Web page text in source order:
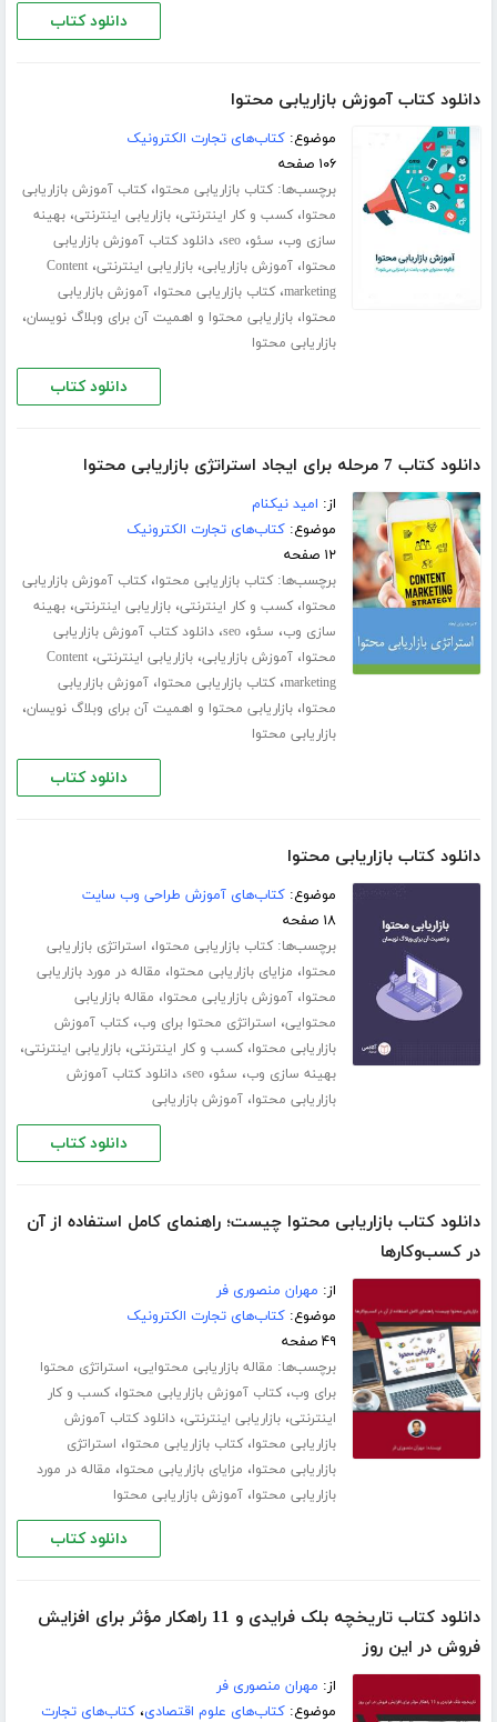
دانلود کتاب
دانلود کتاب آموزش بازاریابی محتوا
موضوع:کتاب‌های تجارت الکترونیک
۱۰۶ صفحه
برچسب‌ها:کتاب بازاریابی محتوا،کتاب آموزش بازاریابی
محتوا،کسب و کار اینترنتی،بازاریابی اینترنتی،بهینه
سازی وب، سئو،seo،دانلود کتاب آموزش بازاریابی
محتوا،آموزش بازاریابی،بازاریابی اینترنتی،Content
marketing،کتاب بازاریابی محتوا،آموزش بازاریابی
محتوا،بازاریابی محتوا و اهمیت آن برای وبلاگ نویسان،
بازاریابی محتوا
دانلود کتاب
دانلود کتاب 7 مرحله برای ایجاد استراتژی بازاریابی محتوا
از: امید نیکنام
موضوع:کتاب‌های تجارت الکترونیک
۱۲ صفحه
برچسب‌ها:کتاب بازاریابی محتوا،کتاب آموزش بازاریابی
محتوا،کسب و کار اینترنتی،بازاریابی اینترنتی،بهینه
سازی وب، سئو،seo،دانلود کتاب آموزش بازاریابی
محتوا،آموزش بازاریابی،بازاریابی اینترنتی،Content
marketing،کتاب بازاریابی محتوا،آموزش بازاریابی
محتوا،بازاریابی محتوا و اهمیت آن برای وبلاگ نویسان،
بازاریابی محتوا
دانلود کتاب
دانلود کتاب بازاریابی محتوا
موضوع:کتاب‌های آموزش طراحی وب سایت
۱۸ صفحه
برچسب‌ها:کتاب بازاریابی محتوا، استراتژی بازاریابی
محتوا، مزایای بازاریابی محتوا، مقاله در مورد بازاریابی
محتوا،آموزش بازاریابی محتوا، مقاله بازاریابی
محتوایی، استراتژی محتوا برای وب،کتاب آموزش
بازاریابی محتوا،کسب و کار اینترنتی،بازاریابی اینترنتی،
بهینه سازی وب، سئو،seo،دانلود کتاب آموزش
بازاریابی محتوا،آموزش بازاریابی
دانلود کتاب
دانلود کتاب بازاریابی محتوا چیست؛ راهنمای کامل استفاده از آن
در کسب‌وکارها
از: مهران منصوری فر
موضوع:کتاب‌های تجارت الکترونیک
۴۹ صفحه
برچسب‌ها: مقاله بازاریابی محتوایی، استراتژی محتوا
برای وب،کتاب آموزش بازاریابی محتوا،کسب و کار
اینترنتی،بازاریابی اینترنتی،دانلود کتاب آموزش
بازاریابی محتوا،کتاب بازاریابی محتوا، استراتژی
بازاریابی محتوا، مزایای بازاریابی محتوا، مقاله در مورد
بازاریابی محتوا،آموزش بازاریابی محتوا
دانلود کتاب
دانلود کتاب تاریخچه بلک فرایدی و 11 راهکار مؤثر برای افزایش
فروش در این روز
از: مهران منصوری فر
موضوع:کتاب‌های علوم اقتصادی،کتاب‌های تجارت